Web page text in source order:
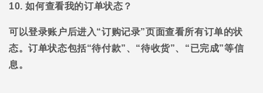
10. 如何查看我的订单状态？
可以登录账户后进入“订购记录”页面查看所有订单的状
态。订单状态包括“待付款”、“待收货”、“已完成”等信
息。